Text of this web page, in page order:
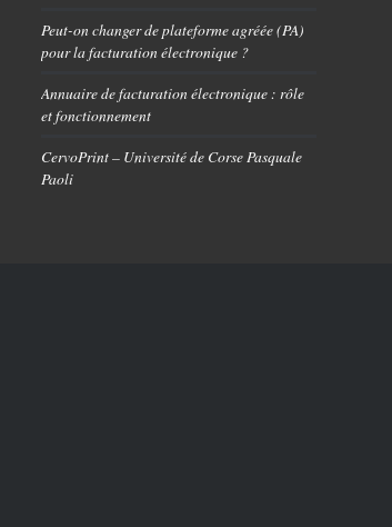
Peut-on changer de plateforme agréée (PA)
pour la facturation électronique ?
Annuaire de facturation électronique : rôle
et fonctionnement
CervoPrint – Université de Corse Pasquale
Paoli